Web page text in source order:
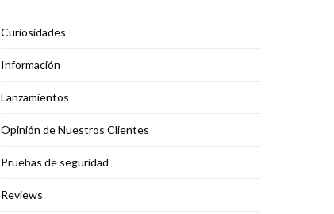
Curiosidades
Información
Lanzamientos
Opinión de Nuestros Clientes
Pruebas de seguridad
Reviews